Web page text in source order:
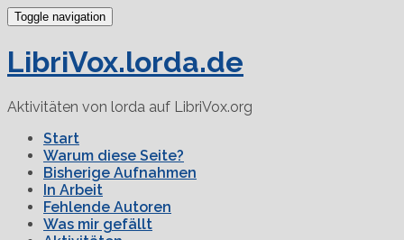
Toggle navigation
LibriVox.lorda.de
Aktivitäten von lorda auf LibriVox.org
Start
Warum diese Seite?
Bisherige Aufnahmen
In Arbeit
Fehlende Autoren
Was mir gefällt